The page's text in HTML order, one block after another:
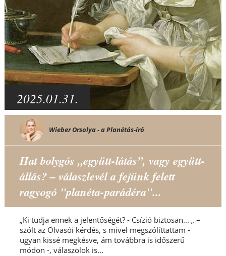
2025.01.31.
Wieber Orsolya - a Planétás-író
Hat bolygós „együtt-látás”, vagy együtt-
állás? – válaszlevél a fejünk felett
ragyogó "planéta-parádéra"...
„Ki tudja ennek a jelentőségét? - Csízió biztosan... „ –
szólt az Olvasói kérdés, s mivel megszólíttattam -
ugyan kissé megkésve, ám továbbra is időszerű
módon -, válaszolok is...